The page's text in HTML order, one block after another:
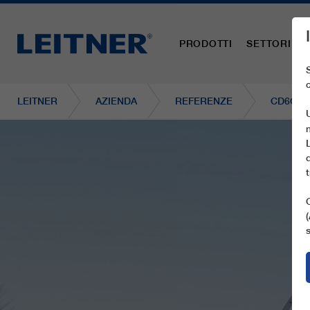
PRODOTTI SETTORI
LEITNER AZIENDA REFERENZE CD6C